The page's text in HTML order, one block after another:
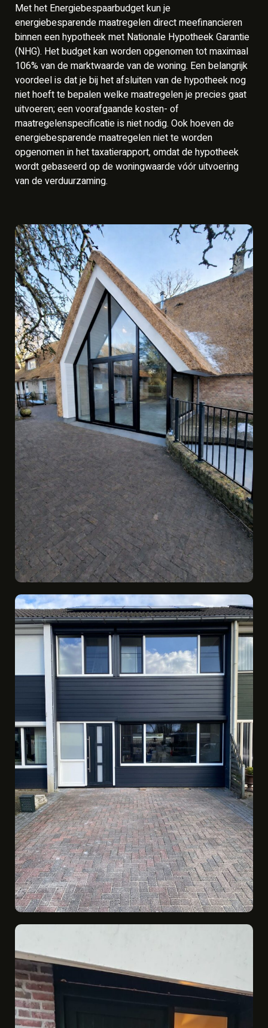
Met het Energiebespaarbudget kun je
energiebesparende maatregelen direct meefinancieren
binnen een hypotheek met Nationale Hypotheek Garantie
(NHG). Het budget kan worden opgenomen tot maximaal
106% van de marktwaarde van de woning. Een belangrijk
voordeel is dat je bij het afsluiten van de hypotheek nog
niet hoeft te bepalen welke maatregelen je precies gaat
uitvoeren; een voorafgaande kosten- of
maatregelenspecificatie is niet nodig. Ook hoeven de
energiebesparende maatregelen niet te worden
opgenomen in het taxatierapport, omdat de hypotheek
wordt gebaseerd op de woningwaarde vóór uitvoering
van de verduurzaming.